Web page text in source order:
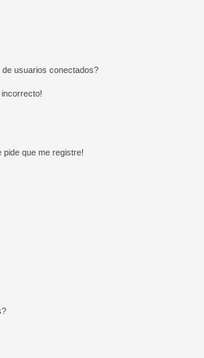
usuarios conectados?
incorrecto!
pide que me registre!